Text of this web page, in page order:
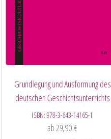
Grundlegung und Ausformung des
deutschen Geschichtsunterrichts
ISBN:978-3-643-14165-1
ab29,90€